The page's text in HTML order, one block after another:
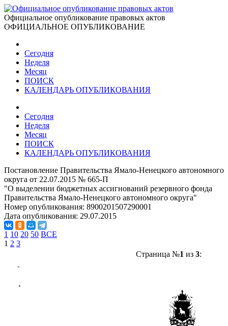
Официальное опубликование правовых актов
ОФИЦИАЛЬНОЕ ОПУБЛИКОВАНИЕ
Сегодня
Неделя
Месяц
ПОИСК
КАЛЕНДАРЬ ОПУБЛИКОВАНИЯ
Сегодня
Неделя
Месяц
ПОИСК
КАЛЕНДАРЬ ОПУБЛИКОВАНИЯ
Постановление Правительства Ямало-Ненецкого автономного
округа от 22.07.2015 № 665-П
"О выделении бюджетных ассигнований резервного фонда
Правительства Ямало-Ненецкого автономного округа"
Номер опубликования: 8900201507290001
Дата опубликования: 29.07.2015
1 10 20 50 ВСЕ
1 2 3
Страница №1 из 3: